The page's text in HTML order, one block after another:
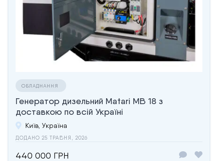
ОБЛАДНАННЯ
Генератор дизельний Matari MB 18 з
доставкою по всій Україні
Київ, Україна
ДОДАНО 25 ТРАВНЯ, 2026
440 000 ГРН